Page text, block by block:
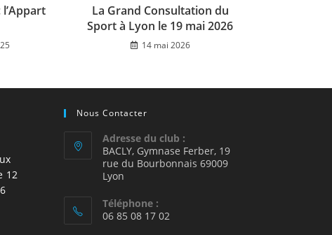
La Grand Consultation du
Sport à Lyon le 19 mai 2026
14 mai 2026
12
Nous Contacter
Adresse du club :
BACLY, Gymnase Ferber, 19
rue du Bourbonnais 69009
Lyon
Téléphone :
06 85 08 17 02